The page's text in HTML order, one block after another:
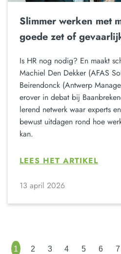
Slimmer werken met
goede zet of
Is HR nog nodig? En maakt
Machiel Den Dekker (AFAS
Beirendonck (Antwerp
erover in debat bij
lerend netwerk waar experts
bewust uitdagen rond hoe
kan.
LEES HET ARTIKEL
13 april 2026
1 2 3 4 5 6 7